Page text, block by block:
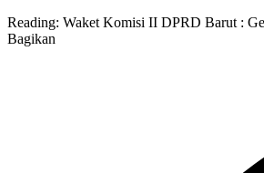
Reading: Waket Komisi II DPRD Barut :
Bagikan